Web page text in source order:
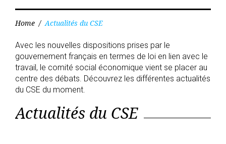
r
Home / Actualités du CSE
C
a
t
é
g
o
i
Avec les nouvelles dispositions prises par le
gouvernement français en termes de loi en lien avec le
travail, le comité social économique vient se placer au
centre des débats. Découvrez les différentes actualités
du CSE du moment.
Actualités du CSE